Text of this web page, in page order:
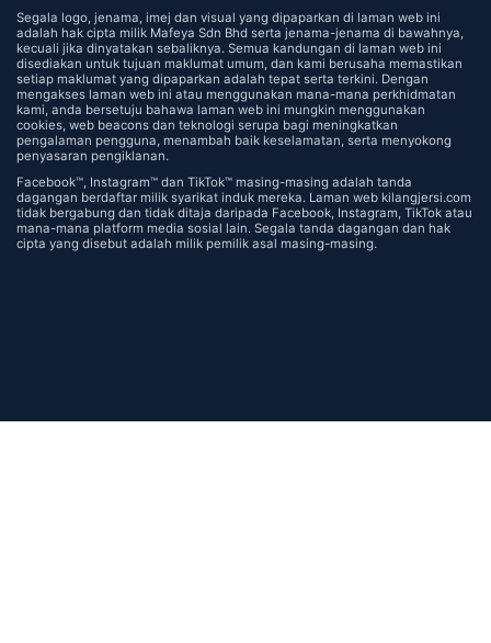
Segala logo, jenama, imej dan visual yang dipaparkan di laman web ini
adalah hak cipta milik Mafeya Sdn Bhd serta jenama-jenama di bawahnya,
kecuali jika dinyatakan sebaliknya. Semua kandungan di laman web ini
disediakan untuk tujuan maklumat umum, dan kami berusaha memastikan
setiap maklumat yang dipaparkan adalah tepat serta terkini. Dengan
mengakses laman web ini atau menggunakan mana-mana perkhidmatan
kami, anda bersetuju bahawa laman web ini mungkin menggunakan
cookies, web beacons dan teknologi serupa bagi meningkatkan
pengalaman pengguna, menambah baik keselamatan, serta menyokong
penyasaran pengiklanan.
Facebook™️, Instagram™️ dan TikTok™️ masing-masing adalah tanda
dagangan berdaftar milik syarikat induk mereka. Laman web kilangjersi.com
tidak bergabung dan tidak ditaja daripada Facebook, Instagram, TikTok atau
mana-mana platform media sosial lain. Segala tanda dagangan dan hak
cipta yang disebut adalah milik pemilik asal masing-masing.